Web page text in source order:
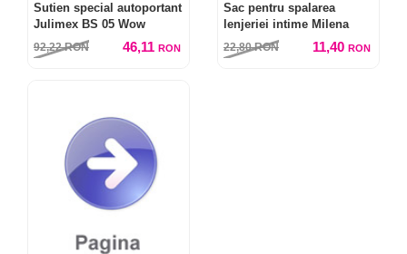
Sutien special autoportant
Julimex BS 05 Wow
92,22RON 46,11 RON
Sac pentru spalarea
lenjeriei intime Milena
22,80RON 11,40 RON